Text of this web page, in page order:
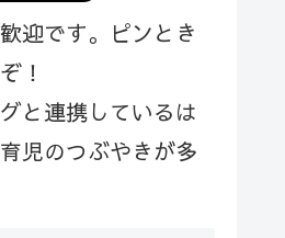
迎です。ピンとき
！
と連携しているは
児のつぶやきが多